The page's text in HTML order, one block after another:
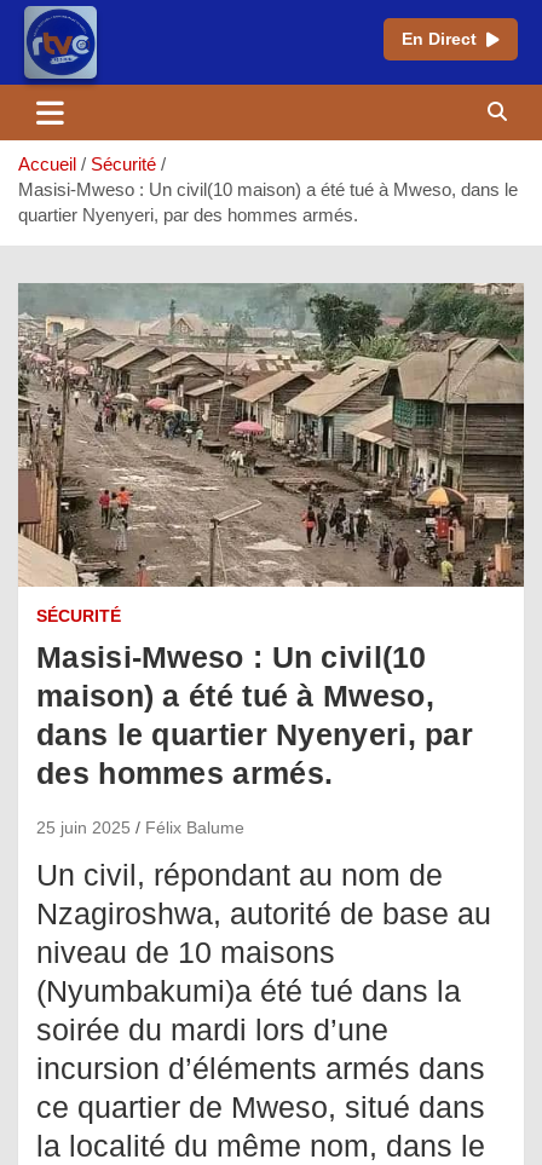
En Direct
contenu
Accueil
Sécurité
Masisi-Mweso : Un civil(10 maison) a été tué à Mweso, dans le
quartier Nyenyeri, par des hommes armés.
SÉCURITÉ
Masisi-Mweso : Un civil(10
maison) a été tué à Mweso,
dans le quartier Nyenyeri, par
des hommes armés.
25 juin 2025 Félix Balume
Un civil, répondant au nom de
Nzagiroshwa, autorité de base au
niveau de 10 maisons
(Nyumbakumi)a été tué dans la
soirée du mardi lors d’une
incursion d’éléments armés dans
ce quartier de Mweso, situé dans
la localité du même nom, dans le